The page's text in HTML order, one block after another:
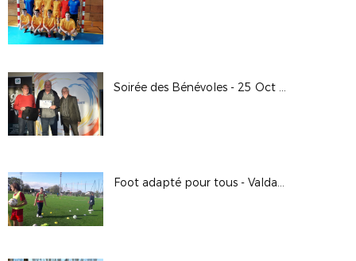
Soirée des Bénévoles - 25 Oct 19 - FCSM
Foot adapté pour tous - Valdahon - Oct 19